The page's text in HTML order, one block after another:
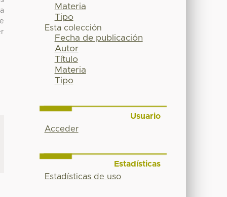
Materia
Tipo
Esta colección
Fecha de publicación
Autor
Título
Materia
Tipo
Usuario
Acceder
Estadísticas
Estadísticas de uso